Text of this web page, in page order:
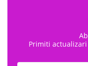
Primiti